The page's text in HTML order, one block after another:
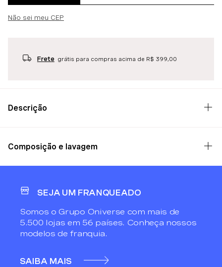
Não sei meu CEP
Frete grátis para compras acima de R$ 399,00
Descrição
Composição e lavagem
SEJA UM FRANQUEADO
Somos o Grupo Oniverse com mais de
5.500 lojas em 56 países. Conheça nossos
modelos de franquia.
SAIBA MAIS